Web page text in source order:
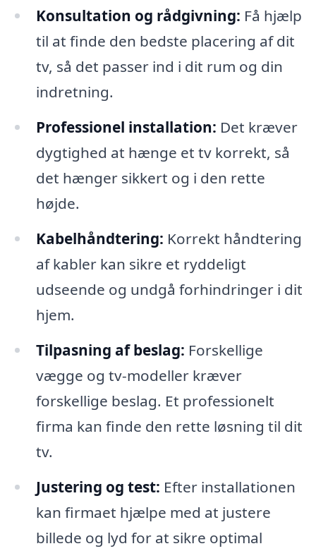
Konsultation og rådgivning: Få hjælp
til at finde den bedste placering af dit
tv, så det passer ind i dit rum og din
indretning.
Professionel installation: Det kræver
dygtighed at hænge et tv korrekt, så
det hænger sikkert og i den rette
højde.
Kabelhåndtering: Korrekt håndtering
af kabler kan sikre et ryddeligt
udseende og undgå forhindringer i dit
hjem.
Tilpasning af beslag: Forskellige
vægge og tv-modeller kræver
forskellige beslag. Et professionelt
firma kan finde den rette løsning til dit
tv.
Justering og test: Efter installationen
kan firmaet hjælpe med at justere
billede og lyd for at sikre optimal